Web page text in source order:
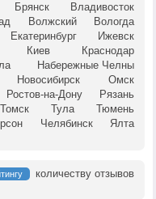
Брянск
Владивосток
Волжский
Вологда
Екатеринбург
Ижевск
Киев
Краснодар
Набережные Челны
Новосибирск
Омск
Ростов-на-Дону
Рязань
Томск Тула
Тюмень
Челябинск
Ялта
количеству отзывов